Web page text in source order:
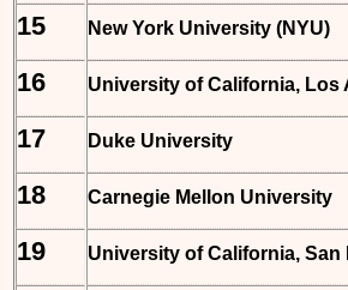
15 New York University (NYU)
16 University of California, Los
17 Duke University
18 Carnegie Mellon University
19 University of California, San